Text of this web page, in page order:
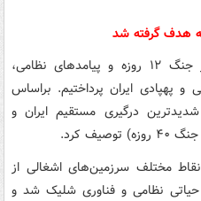
که هدف گرفته شد
، به ابعاد گسترده‌تر جنگ ۱۲ روزه و پیامدهای نظامی،
پهپادی ایران پرداختیم. براساس
درگیری مستقیم ایران و
کرد.
مختلف سرزمین‌های اشغالی از
حیاتی نظامی و فناوری شلیک شد و